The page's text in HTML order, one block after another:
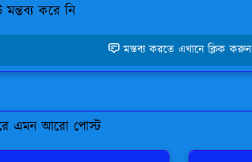
করে নি
মন্তব্য করতে এখানে ক্লিক করুন
এমন আরো পোস্ট